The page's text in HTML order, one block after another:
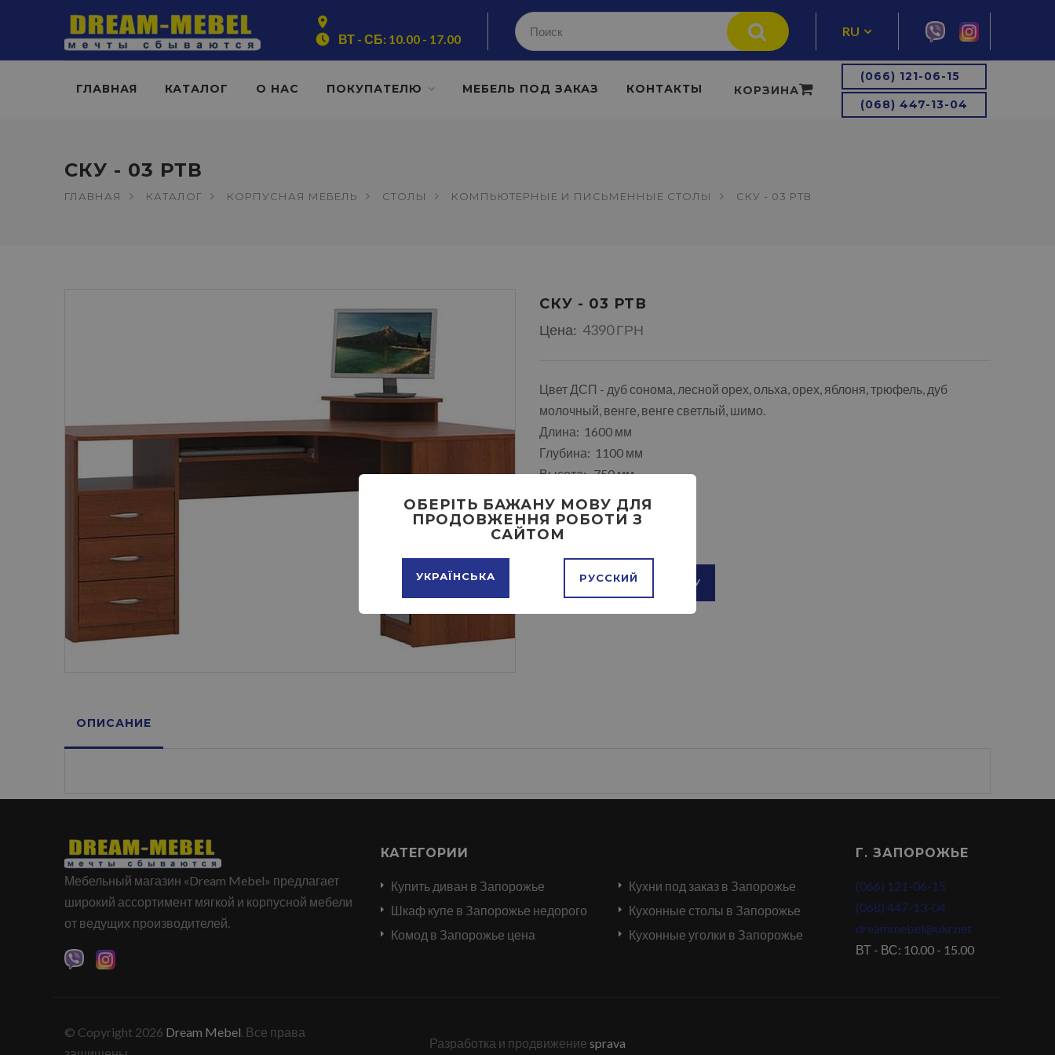
ВТ - СБ: 10.00 - 17.00
RU
ГЛАВНАЯ КАТАЛОГ О НАС ПОКУПАТЕЛЮ МЕБЕЛЬ ПОД ЗАКАЗ КОНТАКТЫ
(066) 121-06-15
(068) 447-13-04
КОРЗИНА
СКУ - 03 РТВ
ГЛАВНАЯ КАТАЛОГ КОРПУСНАЯ МЕБЕЛЬ СТОЛЫ КОМПЬЮТЕРНЫЕ И ПИСЬМЕННЫЕ СТОЛЫ СКУ - 03 РТВ
СКУ - 03 РТВ
Цена: 4390 ГРН
Цвет ДСП - дуб сонома, лесной орех, ольха, орех, яблоня, трюфель, дуб
молочный, венге, венге светлый, шимо.
Длина: 1600 мм
Глубина: 1100 мм
Высота: 750 мм
ДОБАВИТЬ В КОРЗИНУ
ОПИСАНИЕ
Мебельный магазин «Dream Mebel» предлагает
широкий ассортимент мягкой и корпусной мебели
от ведущих производителей.
КАТЕГОРИИ
Купить диван в Запорожье
Шкаф купе в Запорожье недорого
Комод в Запорожье цена
Кухни под заказ в Запорожье
Кухонные столы в Запорожье
Кухонные уголки в Запорожье
Г. ЗАПОРОЖЬЕ
(066) 121-06-15
(068) 447-13-04
dreammebel@ukr.net
ВТ - ВС: 10.00 - 15.00
© Copyright 2026 Dream Mebel. Все права
Разработка и продвижение sprava
ОБЕРІТЬ БАЖАНУ МОВУ ДЛЯ
ПРОДОВЖЕННЯ РОБОТИ З
САЙТОМ
УКРАЇНСЬКА РУССКИЙ